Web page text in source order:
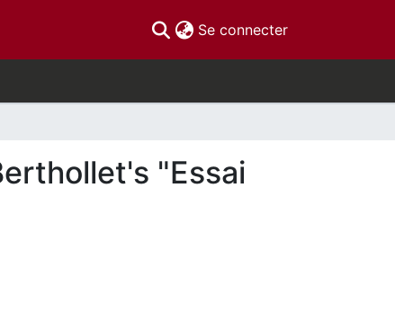
Se connecter(current)
"Essai